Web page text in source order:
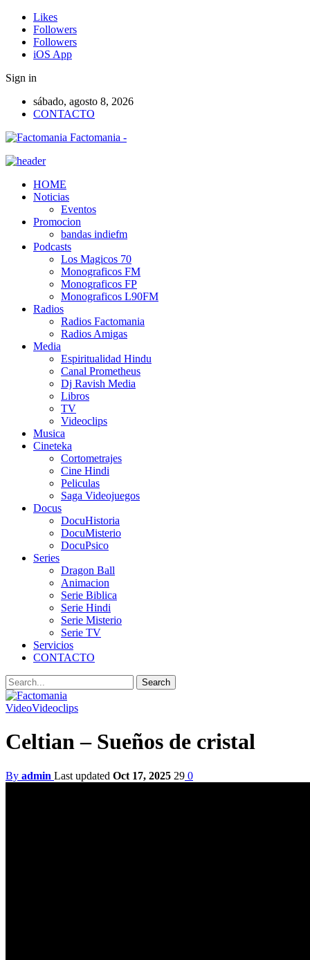
Likes
Followers
Followers
iOS App
Sign in
sábado, agosto 8, 2026
CONTACTO
Factomania -
HOME
Noticias
Eventos
Promocion
bandas indiefm
Podcasts
Los Magicos 70
Monograficos FM
Monograficos FP
Monograficos L90FM
Radios
Radios Factomania
Radios Amigas
Media
Espiritualidad Hindu
Canal Prometheus
Dj Ravish Media
Libros
TV
Videoclips
Musica
Cineteka
Cortometrajes
Cine Hindi
Peliculas
Saga Videojuegos
Docus
DocuHistoria
DocuMisterio
DocuPsico
Series
Dragon Ball
Animacion
Serie Biblica
Serie Hindi
Serie Misterio
Serie TV
Servicios
CONTACTO
VideoVideoclips
Celtian – Sueños de cristal
By admin Last updated Oct 17, 2025 29 0